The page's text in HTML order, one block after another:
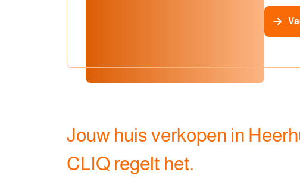
Jouw huis verkopen in
CLIQ regelt het.